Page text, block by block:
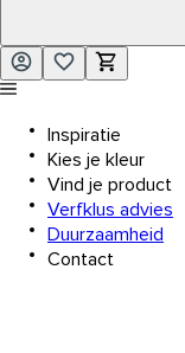
Inspiratie
Kies je kleur
Vind je product
Verfklus advies
Duurzaamheid
Contact